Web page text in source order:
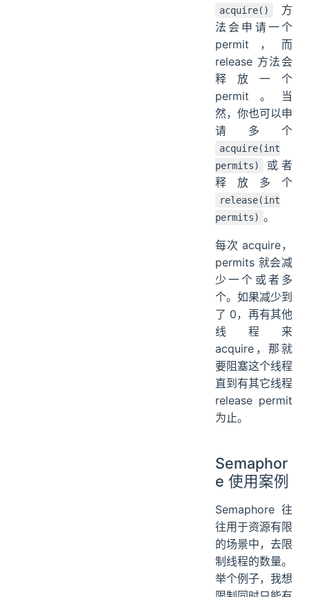
acquire()
方
法会申请一个
permit，而
release 方法会
释放一个
permit。当
然，你也可以申
请多个
acquire(int
permits)
或者
释放多个
release(int
permits) 。
每次 acquire，
permits 就会减
少一个或者多
个。如果减少到
了 0，再有其他
线程来
acquire，那就
要阻塞这个线程
直到有其它线程
release permit
为止。
Semaphor
e 使用案例
Semaphore 往
往用于资源有限
的场景中，去限
制线程的数量。
举个例子，我想